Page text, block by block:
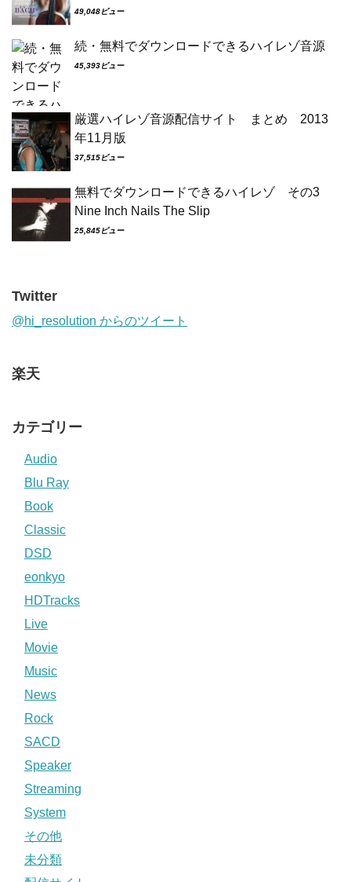
49,048ビュー
続・無料でダウンロードできるハイレゾ音源
45,393ビュー
厳選ハイレゾ音源配信サイト まとめ 2013
年11月版
37,515ビュー
無料でダウンロードできるハイレゾ その3
Nine Inch Nails The Slip
25,845ビュー
Twitter
@hi_resolution からのツイート
楽天
カテゴリー
Audio
Blu Ray
Book
Classic
DSD
eonkyo
HDTracks
Live
Movie
Music
News
Rock
SACD
Speaker
Streaming
System
その他
未分類